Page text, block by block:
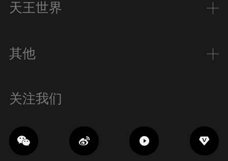
天王世界
其他
关注我们